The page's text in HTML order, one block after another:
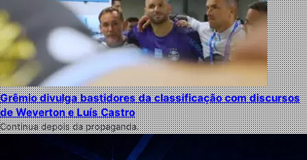
Grêmio divulga bastidores da classificação com discursos
de Weverton e Luís Castro
Continua depois da propaganda.